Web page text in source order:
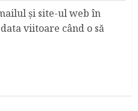
și site-ul web în
viitoare când o să